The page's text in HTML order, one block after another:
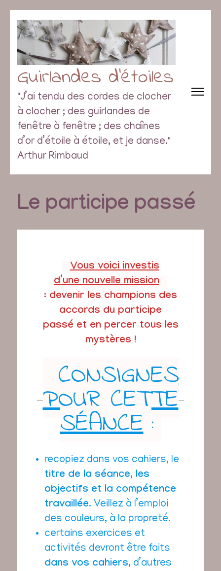
Guirlandes d’étoiles
"J’ai tendu des cordes de clocher
à clocher ; des guirlandes de
fenêtre à fenêtre ; des chaînes
d’or d’étoile à étoile, et je danse."
Arthur Rimbaud
Le participe passé
Vous voici investis
d’une nouvelle mission
: devenir les champions des
accords du participe
passé et en percer tous les
mystères !
CONSIGNES
POUR CETTE
SÉANCE :
recopiez dans vos cahiers, le
titre de la séance, les
objectifs et la compétence
travaillée. Veillez à l’emploi
des couleurs, à la propreté.
certains exercices et
activités devront être faits
dans vos cahiers, d’autres